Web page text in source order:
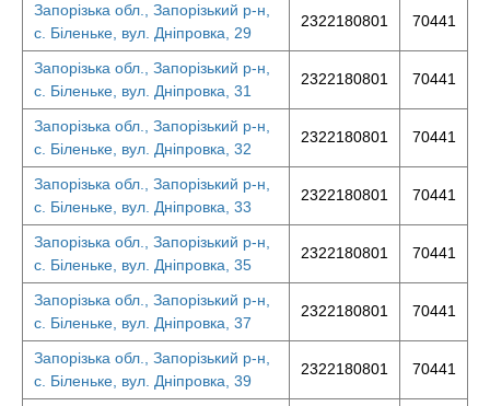
Запорізька обл., Запорізький р-н,
с. Біленьке, вул. Дніпровка, 29
2322180801 70441
Запорізька обл., Запорізький р-н,
с. Біленьке, вул. Дніпровка, 31
2322180801 70441
Запорізька обл., Запорізький р-н,
с. Біленьке, вул. Дніпровка, 32
2322180801 70441
Запорізька обл., Запорізький р-н,
с. Біленьке, вул. Дніпровка, 33
2322180801 70441
Запорізька обл., Запорізький р-н,
с. Біленьке, вул. Дніпровка, 35
2322180801 70441
Запорізька обл., Запорізький р-н,
с. Біленьке, вул. Дніпровка, 37
2322180801 70441
Запорізька обл., Запорізький р-н,
с. Біленьке, вул. Дніпровка, 39
2322180801 70441